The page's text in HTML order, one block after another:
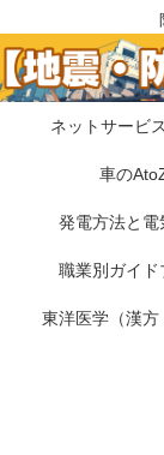
ネットサービ
車の
発電方法と電
職業別ガイド
東洋医学（漢方